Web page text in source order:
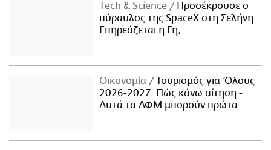
Τech & Science
Προσέκρουσε ο
πύραυλος της SpaceX στη Σελήνη:
Επηρεάζεται η Γη;
Οικονομία
Τουρισμός για Όλους
2026-2027: Πώς κάνω αίτηση -
Αυτά τα ΑΦΜ μπορούν πρώτα